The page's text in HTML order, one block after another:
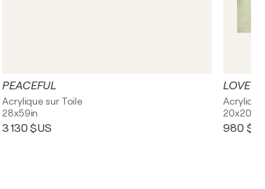
PEACEFUL
Acrylique sur Toile
28x59in
3 130 $US
LOVE
20x20in
980